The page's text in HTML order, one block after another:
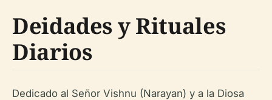
Deidades y Rituales
Diarios
Dedicado al Señor Vishnu (Narayan) y a la Diosa